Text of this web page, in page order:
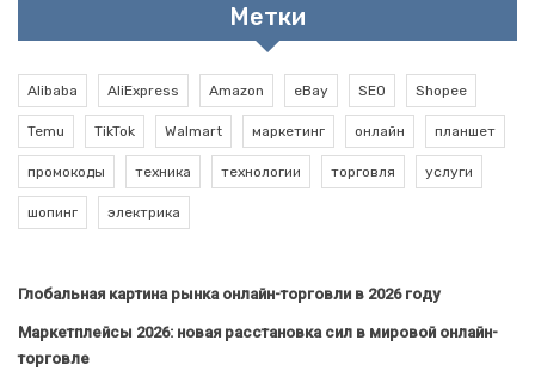
Метки
Alibaba AliExpress Amazon eBay SEO Shopee
Temu TikTok Walmart маркетинг онлайн планшет
промокоды техника технологии торговля услуги
шопинг электрика
Глобальная картина рынка онлайн-торговли в 2026 году
Маркетплейсы 2026: новая расстановка сил в мировой онлайн-
торговле